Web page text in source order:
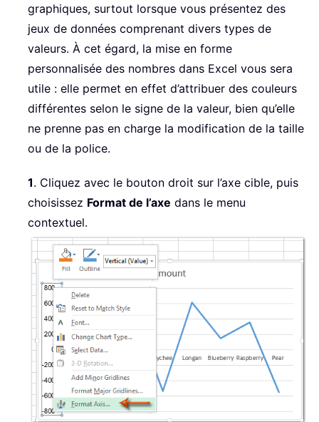
graphiques, surtout lorsque vous présentez des
jeux de données comprenant divers types de
valeurs. À cet égard, la mise en forme
personnalisée des nombres dans Excel vous sera
utile : elle permet en effet d’attribuer des couleurs
différentes selon le signe de la valeur, bien qu’elle
ne prenne pas en charge la modification de la taille
ou de la police.
1. Cliquez avec le bouton droit sur l’axe cible, puis
choisissez Format de l’axe dans le menu
contextuel.